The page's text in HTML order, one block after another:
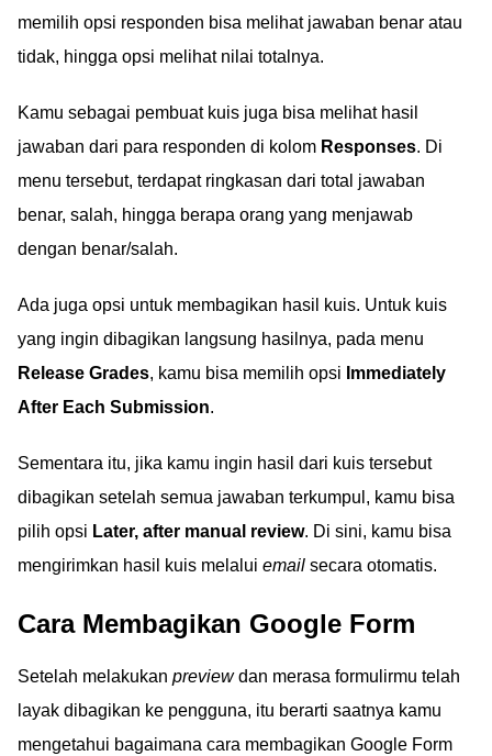
memilih opsi responden bisa melihat jawaban benar atau
tidak, hingga opsi melihat nilai totalnya.
Kamu sebagai pembuat kuis juga bisa melihat hasil
jawaban dari para responden di kolom Responses. Di
menu tersebut, terdapat ringkasan dari total jawaban
benar, salah, hingga berapa orang yang menjawab
dengan benar/salah.
Ada juga opsi untuk membagikan hasil kuis. Untuk kuis
yang ingin dibagikan langsung hasilnya, pada menu
Release Grades, kamu bisa memilih opsi Immediately
After Each Submission.
Sementara itu, jika kamu ingin hasil dari kuis tersebut
dibagikan setelah semua jawaban terkumpul, kamu bisa
pilih opsi Later, after manual review. Di sini, kamu bisa
mengirimkan hasil kuis melalui email secara otomatis.
Cara Membagikan Google Form
Setelah melakukan previewdan merasa formulirmu telah
layak dibagikan ke pengguna, itu berarti saatnya kamu
mengetahui bagaimana cara membagikan Google Form